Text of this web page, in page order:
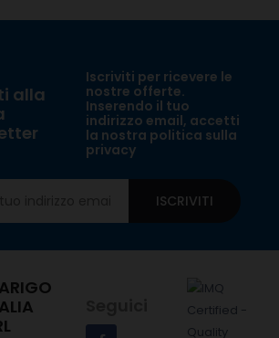
alla
Iscriviti per ricevere le
nostre offerte.
Inserendo il tuo
indirizzo email, accetti
la nostra politica sulla
privacy
ISCRIVITI